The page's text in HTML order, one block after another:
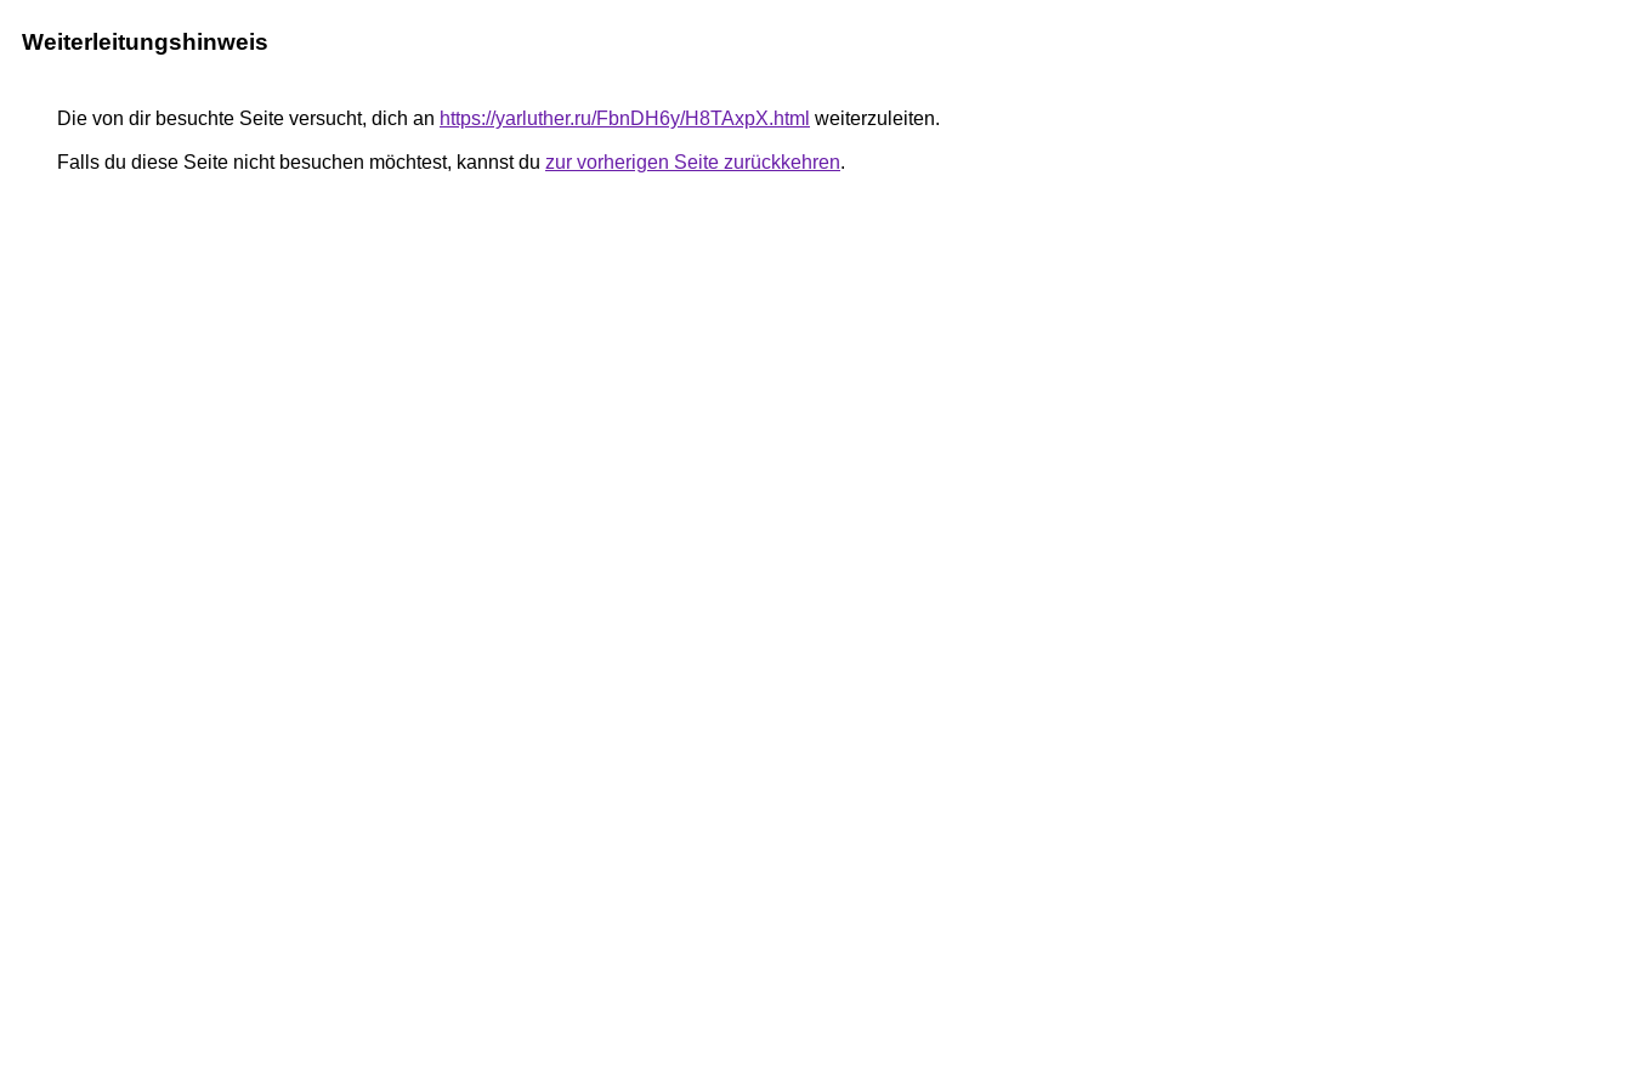
Weiterleitungshinweis
Die von dir besuchte Seite versucht, dich an https://yarluther.ru/FbnDH6y/H8TAxpX.html weiterzuleiten.
Falls du diese Seite nicht besuchen möchtest, kannst du zur vorherigen Seite zurückkehren.